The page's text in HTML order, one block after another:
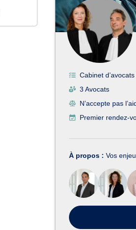
Cabinet
3 Avocats
N’accepte pas
Premier rendez-
À propos : Vos